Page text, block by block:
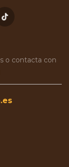
o contacta con